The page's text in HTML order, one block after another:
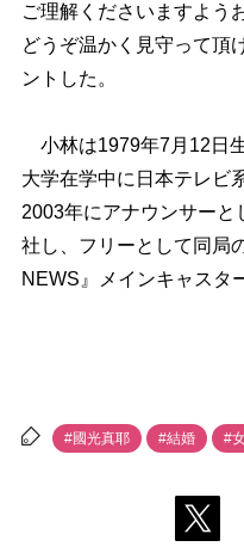
ご理解くださいますよう
どうぞ温かく見守って頂
ントした。
小林は1979年7月12日
大学在学中に日本テレビ
2003年にアナウンサーと
社し、フリーとして同局
NEWS』メインキャスタ
#國光真耶 #結婚 #